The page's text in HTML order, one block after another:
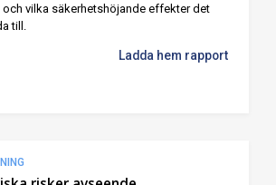
och vilka säkerhetshöjande effekter det
till.
Ladda hem rapport